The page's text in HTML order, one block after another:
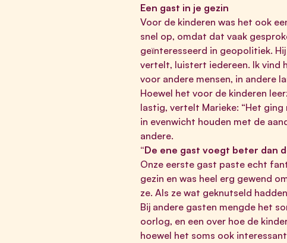
Een gast in je gezin
Voor de kinderen was het ook
snel op, omdat dat vaak
geïnteresseerd in geopolitiek.
vertelt, luistert iedereen. Ik vind
voor andere mensen, in andere
Hoewel het voor de kinderen
lastig, vertelt Marieke: “Het
in evenwicht houden met de
andere.
“De ene gast voegt beter dan
Onze eerste gast paste echt
gezin en was heel erg gewend
ze. Als ze wat geknutseld
Bij andere gasten mengde het
oorlog, en een over hoe de
hoewel het soms ook